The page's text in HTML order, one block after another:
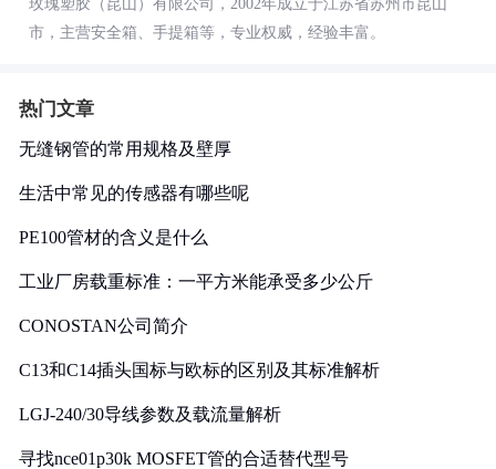
玫瑰塑胶（昆山）有限公司，2002年成立于江苏省苏州市昆山
市，主营安全箱、手提箱等，专业权威，经验丰富。
热门文章
无缝钢管的常用规格及壁厚
生活中常见的传感器有哪些呢
PE100管材的含义是什么
工业厂房载重标准：一平方米能承受多少公斤
CONOSTAN公司简介
C13和C14插头国标与欧标的区别及其标准解析
LGJ-240/30导线参数及载流量解析
寻找nce01p30k MOSFET管的合适替代型号